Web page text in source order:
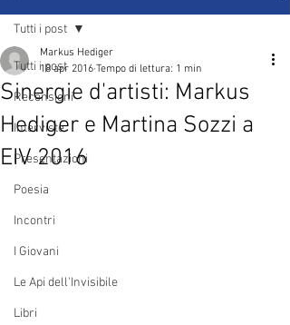
Tutti i post
Recensioni
Interviste
Presentazioni
Poesia
Incontri
I Giovani
Le Api dell'Invisibile
Libri
Tutti i post
Sinergie d'artisti: Markus
Hediger e Martina Sozzi a
EIV 2016
Markus Hediger
18 apr 2016 Tempo di lettura: 1 min